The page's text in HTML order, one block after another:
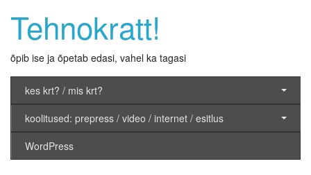
Tehnokratt!
õpib ise ja õpetab edasi, vahel ka tagasi
kes krt? / mis krt?
koolitused: prepress / video / internet / esitlus
WordPress